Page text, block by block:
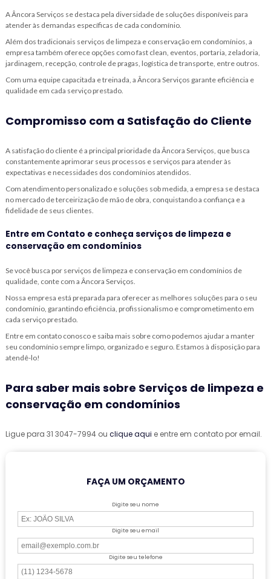
A Âncora Serviços se destaca pela diversidade de soluções disponíveis para
atender às demandas específicas de cada condomínio.
Além dos tradicionais serviços de limpeza e conservação em condomínios, a
empresa também oferece opções como fast clean, eventos, portaria, zeladoria,
jardinagem, recepção, controle de pragas, logística de transporte, entre outros.
Com uma equipe capacitada e treinada, a Âncora Serviços garante eficiência e
qualidade em cada serviço prestado.
Compromisso com a Satisfação do Cliente
A satisfação do cliente é a principal prioridade da Âncora Serviços, que busca
constantemente aprimorar seus processos e serviços para atender às
expectativas e necessidades dos condomínios atendidos.
Com atendimento personalizado e soluções sob medida, a empresa se destaca
no mercado de terceirização de mão de obra, conquistando a confiança e a
fidelidade de seus clientes.
Entre em Contato e conheça serviços de limpeza e
conservação em condomínios
Se você busca por serviços de limpeza e conservação em condomínios de
qualidade, conte com a Âncora Serviços.
Nossa empresa está preparada para oferecer as melhores soluções para o seu
condomínio, garantindo eficiência, profissionalismo e comprometimento em
cada serviço prestado.
Entre em contato conosco e saiba mais sobre como podemos ajudar a manter
seu condomínio sempre limpo, organizado e seguro. Estamos à disposição para
atendê-lo!
Para saber mais sobre Serviços de limpeza e
conservação em condomínios
Ligue para 31 3047-7994 ou clique aqui e entre em contato por email.
FAÇA UM ORÇAMENTO
Digite seu nome
Digite seu email
Digite seu telefone